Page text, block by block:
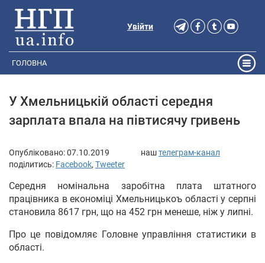
Увійти
ГОЛОВНА
У Хмельницькій області середня
зарплата впала на півтисячу гривень
Опубліковано:07.10.2019 наштелеграм-канал
поділитись: Facebook, Tweeter
Середня номінальна заробітна плата штатного
працівника в економіці Хмельницькоъ області у серпні
становила 8617 грн, що на 452 грн менеше, ніж у липні.
Про це повідомляє Головне управління статистики в
області.